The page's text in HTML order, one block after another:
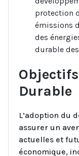
protection
émissions
des
durable
Durable
L’adoption du
assurer un
actuelles et
économique,